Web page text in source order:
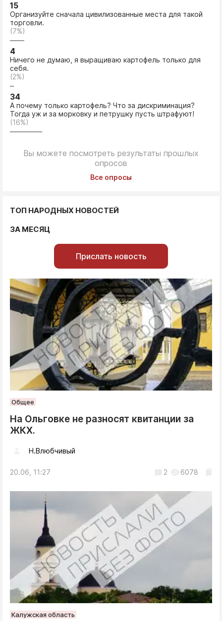
15
Организуйте сначала цивилизованные места для такой
торговли.
(7%)
4
Ничего не думаю, я выращиваю картофель только для
себя.
(2%)
34
А почему только картофель? Что за дискриминация?
Тогда уж и за морковку и петрушку пусть штрафуют!
(16%)
Вы можете посмотреть результаты прошлых
опросов
Все опросы
ТОП НАРОДНЫХ НОВОСТЕЙ
ЗА МЕСЯЦ
Прислать новость
Общее
На Ольговке не разносят квитанции за
ЖКХ.
Н.Влюбчивый
20.06, 11:27 2 6078
Калужская область